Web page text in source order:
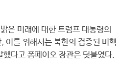
은 미래에 대한 트럼프 대통령의
이를 위해서는 북한의 검증된 비핵
다고 폼페이오 장관은 덧붙였다.